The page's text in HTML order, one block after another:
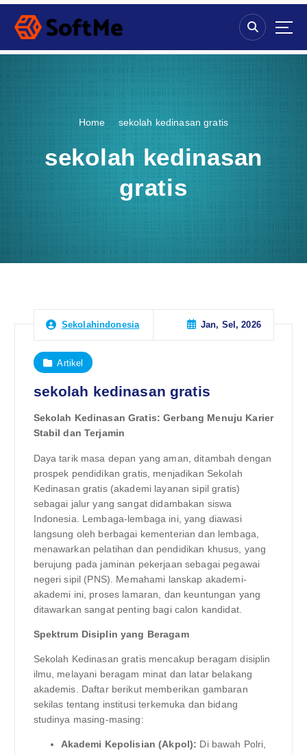
S
p
Home sekolah kedinasan gratis
sekolah kedinasan
gratis
Sekolahindonesia Jan, Sel, 2026
Artikel
sekolah kedinasan gratis
Sekolah Kedinasan Gratis: Gerbang Menuju Karier
Stabil dan Terjamin
Daya tarik masa depan yang aman, ditambah dengan
prospek pendidikan gratis, menjadikan Sekolah
Kedinasan gratis (akademi layanan sipil gratis)
sebagai jalur yang sangat didambakan siswa
Indonesia. Lembaga-lembaga ini, yang diawasi
langsung oleh berbagai kementerian dan lembaga,
menawarkan pelatihan dan pendidikan khusus, yang
berujung pada jaminan pekerjaan sebagai pegawai
negeri sipil (PNS). Memahami lanskap akademi-
akademi ini, proses lamaran, dan keuntungan yang
ditawarkan sangat penting bagi calon kandidat.
Spektrum Disiplin yang Beragam
Sekolah Kedinasan gratis mencakup beragam disiplin
ilmu, melayani beragam minat dan latar belakang
akademis. Daftar berikut memberikan gambaran
sekilas tentang institusi terkemuka dan bidang
studinya masing-masing:
Akademi Kepolisian (Akpol): Di bawah Polri,